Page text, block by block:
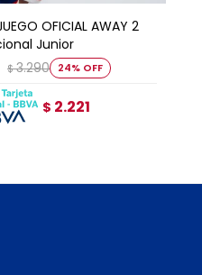
OFICIAL AWAY 2
Junior
$ 3.290 24
$ 2.221